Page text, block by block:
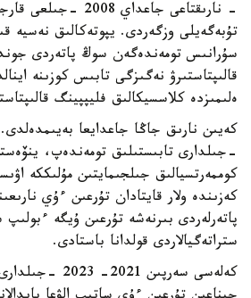
- نارىقتاعى جاعداي
تۇبەگەيلى وزگەردى. يپوتەكالىق نەسيە
سۇرانىس تومەندەگەن سوڭ پاتەردى
قالىپتاستىرۋ نەگىزگى تابىس كوزىنە
ەلىمىزدە كلاسسيكالىق فليپپينگ
-جىلدارى تابىستىلىق تومەندەپ،
كوممەرتسيالىق جىلجىمايتىن مۇلىككە
كەزىندە ولار قايتادان تۇرعىن ءۇي
پاتەرلەردى بىرنەشە تۇرعىن ۇيگە
ستراتەگيالاردى قولدانا باستادى.
كەلەسى سەرپىن